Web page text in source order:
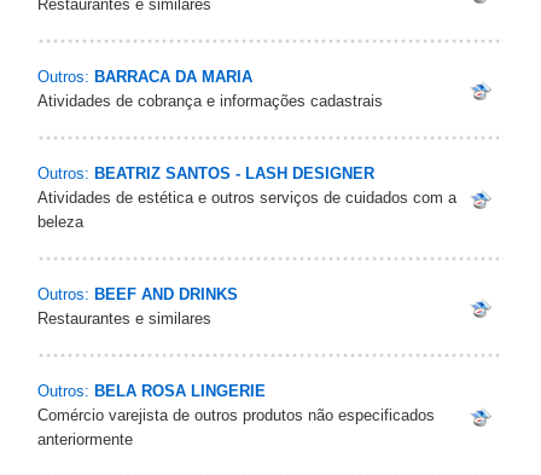
Restaurantes e similares
Outros: BARRACA DA MARIA
Atividades de cobrança e informações cadastrais
Outros: BEATRIZ SANTOS - LASH DESIGNER
Atividades de estética e outros serviços de cuidados com a
beleza
Outros: BEEF AND DRINKS
Restaurantes e similares
Outros: BELA ROSA LINGERIE
Comércio varejista de outros produtos não especificados
anteriormente